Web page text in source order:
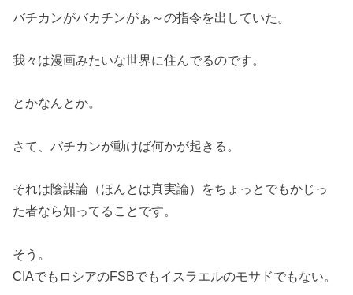
バチカンがバカチンがぁ～の指令を出していた。
我々は漫画みたいな世界に住んでるのです。
とかなんとか。
さて、バチカンが動けば何かが起きる。
それは陰謀論（ほんとは真実論）をちょっとでもかじっ
た者なら知ってることです。
そう。
CIAでもロシアのFSBでもイスラエルのモサドでもない。